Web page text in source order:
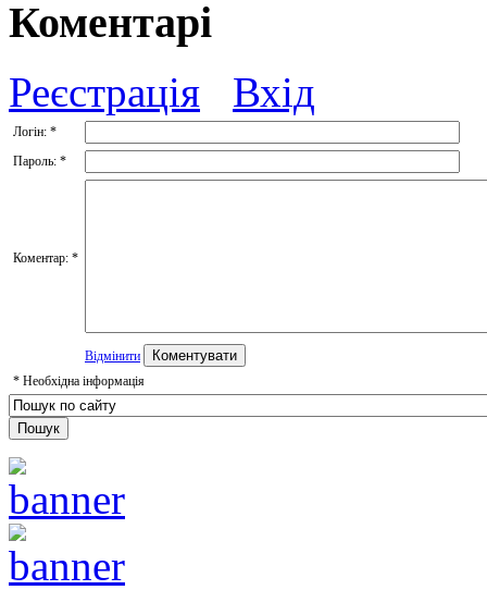
Коментарі
Реєстрація Вхід
Логін: *
Пароль: *
Коментар: *
Відмінити
* Необхідна інформація